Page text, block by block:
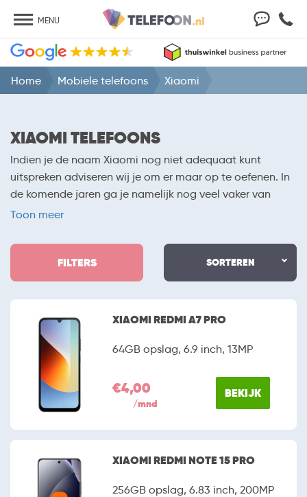
MENU
Home Mobiele telefoons Xiaomi
XIAOMI TELEFOONS
Indien je de naam Xiaomi nog niet adequaat kunt
uitspreken adviseren wij je om er maar op te oefenen. In
de komende jaren ga je namelijk nog veel vaker van
deze fabrikant horen. De van oorsprong Chinese
allerhande producten. Je kunt onder meer voor laptops,
tablets en telefoons bij het bedrijf aankloppen. Hierbij
hoef je nooit bang te zijn dat je teveel betaalt. Xiaomi
telefoons zijn namelijk altijd voorzien van een
uitstekende prijs-kwaliteitsverhouding. Alhoewel de
fabrikant officieel nog niet in Nederland actief is, is het
niet moeilijk om een exemplaar te bemachtigen. Onder
meer Belsimpel en mobiel.nl hebben het merk
bijvoorbeeld al opgenomen in hun assortiment.
Toon meer
SORTEREN
FILTERS
XIAOMI REDMI A7 PRO
64GB opslag, 6.9 inch, 13MP
€4,00
/mnd
BEKIJK
XIAOMI REDMI NOTE 15 PRO
256GB opslag, 6.83 inch, 200MP